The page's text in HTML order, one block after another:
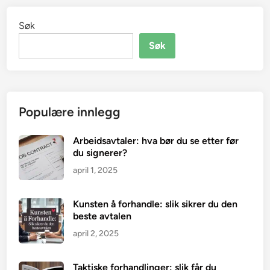
Søk
Søk
Populære innlegg
Arbeidsavtaler: hva bør du se etter før
du signerer?
april 1, 2025
Kunsten å forhandle: slik sikrer du den
beste avtalen
april 2, 2025
Taktiske forhandlinger: slik får du